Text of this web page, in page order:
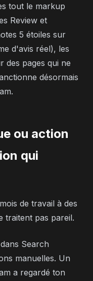
tout le markup
Review et
5 étoiles sur
d'avis réel), les
des pages qui ne
désormais
ou action
qui
de travail à des
traitent pas pareil.
Search
manuelles. Un
a regardé ton